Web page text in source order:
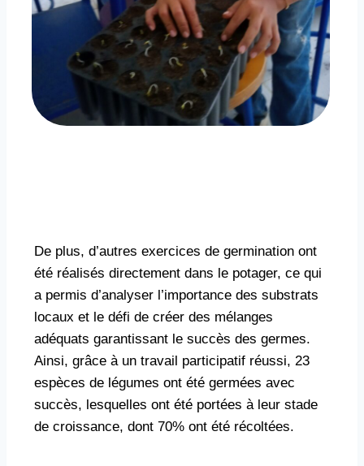
De plus, d’autres exercices de germination ont
été réalisés directement dans le potager, ce qui
a permis d’analyser l’importance des substrats
locaux et le défi de créer des mélanges
adéquats garantissant le succès des germes.
Ainsi, grâce à un travail participatif réussi, 23
espèces de légumes ont été germées avec
succès, lesquelles ont été portées à leur stade
de croissance, dont 70% ont été récoltées.